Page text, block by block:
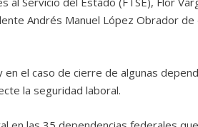
Andrés Manuel López Obrador de
el caso de cierre de algunas
la seguridad laboral.